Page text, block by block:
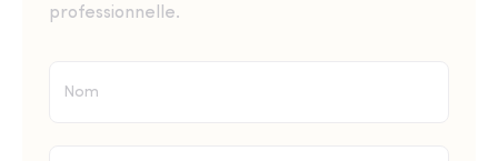
professionnelle.